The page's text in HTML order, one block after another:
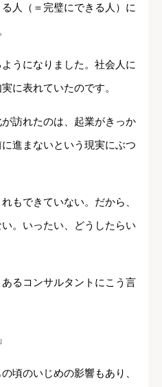
人（＝完璧にできる人）に
うになりました。社会人に
に表れていたのです。
訪れたのは、起業がきっか
進まないという現実にぶつ
もできていない。だから、
。いったい、どうしたらい
るコンサルタントにこう言
頃のいじめの影響もあり、